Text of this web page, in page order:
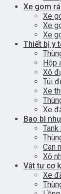
Xe gom
Xe
Xe
Xe
Thiết bị y
Hộp
Xô
Túi
Xe
Xe
Bao bì
Can
Xô
Vật tư cơ
Xe